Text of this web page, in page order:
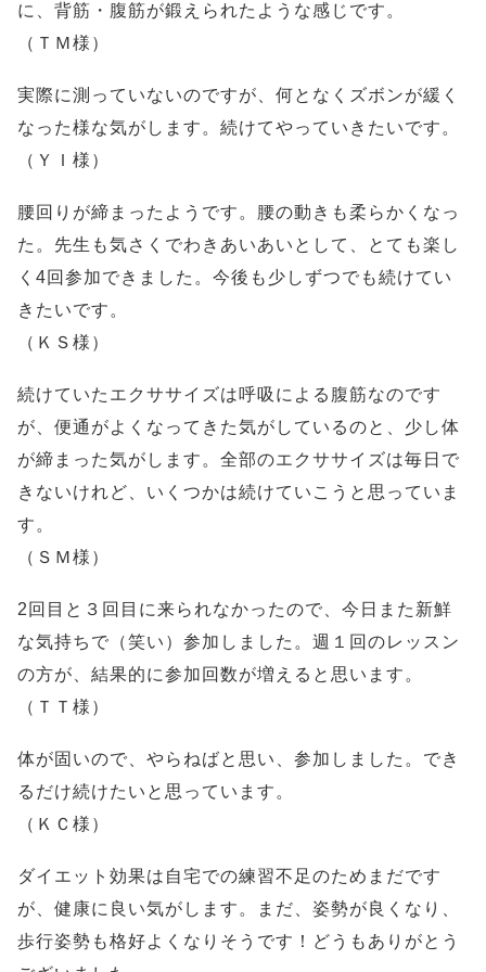
に、背筋・腹筋が鍛えられたような感じです。
（ＴＭ様）
実際に測っていないのですが、何となくズボンが緩く
なった様な気がします。続けてやっていきたいです。
（ＹＩ様）
腰回りが締まったようです。腰の動きも柔らかくなっ
た。先生も気さくでわきあいあいとして、とても楽し
く4回参加できました。今後も少しずつでも続けてい
きたいです。
（ＫＳ様）
続けていたエクササイズは呼吸による腹筋なのです
が、便通がよくなってきた気がしているのと、少し体
が締まった気がします。全部のエクササイズは毎日で
きないけれど、いくつかは続けていこうと思っていま
す。
（ＳＭ様）
2回目と３回目に来られなかったので、今日また新鮮
な気持ちで（笑い）参加しました。週１回のレッスン
の方が、結果的に参加回数が増えると思います。
（ＴＴ様）
体が固いので、やらねばと思い、参加しました。でき
るだけ続けたいと思っています。
（ＫＣ様）
ダイエット効果は自宅での練習不足のためまだです
が、健康に良い気がします。まだ、姿勢が良くなり、
歩行姿勢も格好よくなりそうです！どうもありがとう